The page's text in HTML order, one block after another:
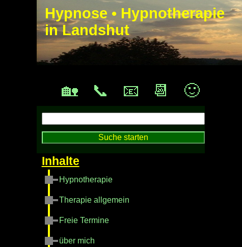
Hypnose • Hypnotherapie
in Landshut
Hypnotherapie
Therapie allgemein
Freie Termine
über mich
🏡 📞 📧 📆 🙂